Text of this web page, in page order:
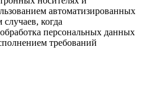
автоматизированных
когда
персональных данных
требований